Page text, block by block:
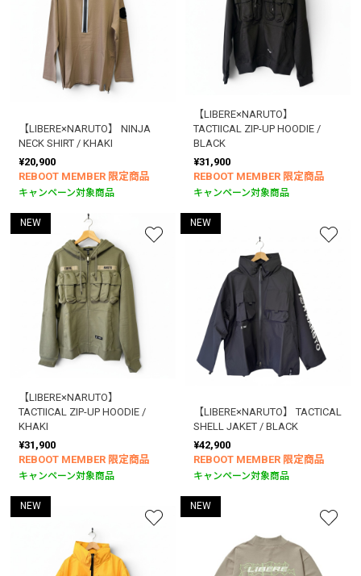
【LIBERE×NARUTO】 NINJA
NECK SHIRT / KHAKI
¥20,900
REBOOT MEMBER 限定商品
キャンペーン対象商品
【LIBERE×NARUTO】
TACTIICAL ZIP-UP HOODIE /
BLACK
¥31,900
REBOOT MEMBER 限定商品
キャンペーン対象商品
NEW
【LIBERE×NARUTO】
TACTIICAL ZIP-UP HOODIE /
KHAKI
¥31,900
REBOOT MEMBER 限定商品
キャンペーン対象商品
NEW
【LIBERE×NARUTO】 TACTICAL
SHELL JAKET / BLACK
¥42,900
REBOOT MEMBER 限定商品
キャンペーン対象商品
NEW NEW